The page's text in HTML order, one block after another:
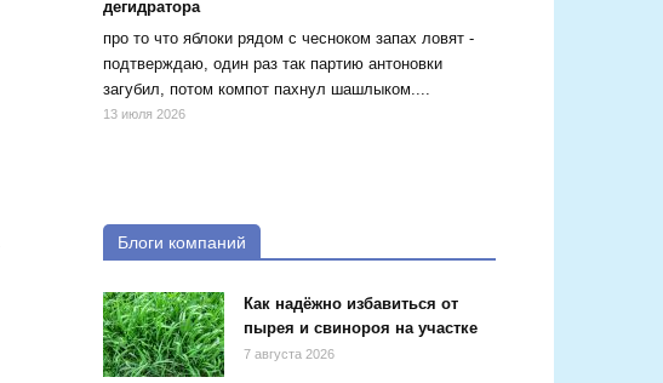
дегидратора
про то что яблоки рядом с чесноком запах ловят -
подтверждаю, один раз так партию антоновки
загубил, потом компот пахнул шашлыком....
13 июля 2026
Блоги компаний
Как надёжно избавиться от
пырея и свинороя на участке
7 августа 2026